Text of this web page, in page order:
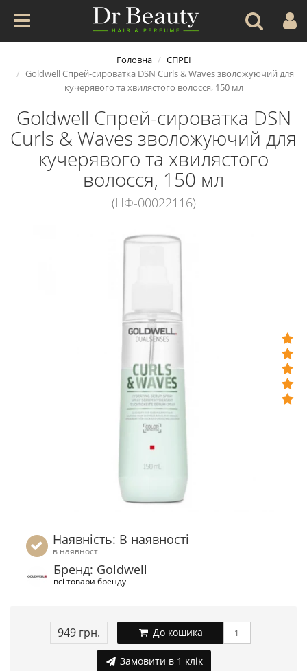
Головна
СПРЕЇ
Goldwell Спрей-сироватка DSN Curls & Waves зволожуючий для
кучерявого та хвилястого волосся, 150 мл
Goldwell Спрей-сироватка DSN
Curls & Waves зволожуючий для
кучерявого та хвилястого
волосся, 150 мл
(НФ-00022116)
Наявність: В наявності
в наявності
Бренд: Goldwell
всі товари бренду
949 грн. До кошика
Замовити в 1 клік